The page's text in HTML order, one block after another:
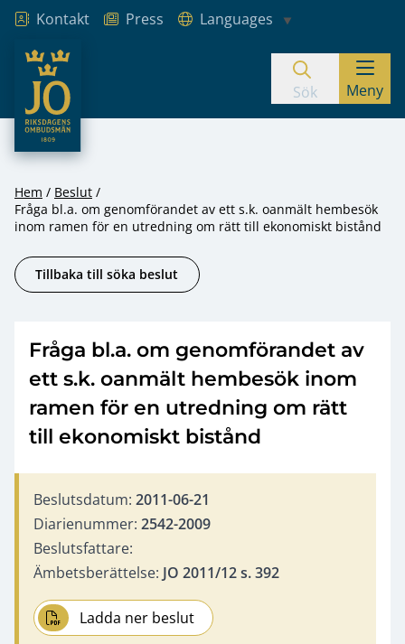
Hoppa till innehåll
Kontakt Press
Languages
JO – Riksdagens Ombudsmän
Sök Meny
Hem
Beslut
Fråga bl.a. om genomförandet av ett s.k. oanmält hembesök
inom ramen för en utredning om rätt till ekonomiskt bistånd
Tillbaka till söka beslut
Fråga bl.a. om genomförandet av
ett s.k. oanmält hembesök inom
ramen för en utredning om rätt
till ekonomiskt bistånd
Beslutsdatum: 2011-06-21
Diarienummer: 2542-2009
Beslutsfattare:
Ämbetsberättelse: JO 2011/12 s. 392
Ladda ner beslut